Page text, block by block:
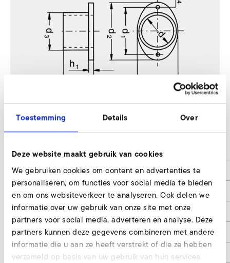
Toestemming Details Over
Deze website maakt gebruik van cookies
We gebruiken cookies om content en advertenties te
personaliseren, om functies voor social media te bieden
en om ons websiteverkeer te analyseren. Ook delen we
informatie over uw gebruik van onze site met onze
partners voor social media, adverteren en analyse. Deze
partners kunnen deze gegevens combineren met andere
informatie die u aan ze heeft verstrekt of die ze hebben
verzameld op basis van uw gebruik van hun services.
SD 20 M, SE 20
d
d1
d4
d3
56
60/73
4 x 5,5
39